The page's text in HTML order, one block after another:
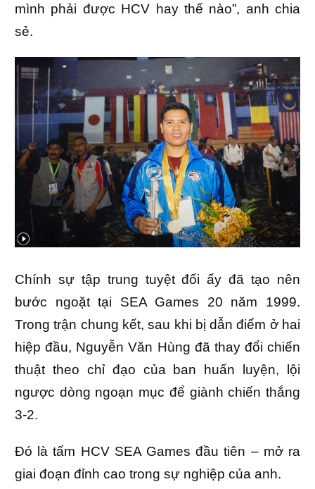
mình phải được HCV hay thế nào”, anh chia
sẻ.
Chính sự tập trung tuyệt đối ấy đã tạo nên
bước ngoặt tại SEA Games 20 năm 1999.
Trong trận chung kết, sau khi bị dẫn điểm ở hai
hiệp đầu, Nguyễn Văn Hùng đã thay đổi chiến
thuật theo chỉ đạo của ban huấn luyện, lội
ngược dòng ngoạn mục để giành chiến thắng
3-2.
Đó là tấm HCV SEA Games đầu tiên – mở ra
giai đoạn đỉnh cao trong sự nghiệp của anh.